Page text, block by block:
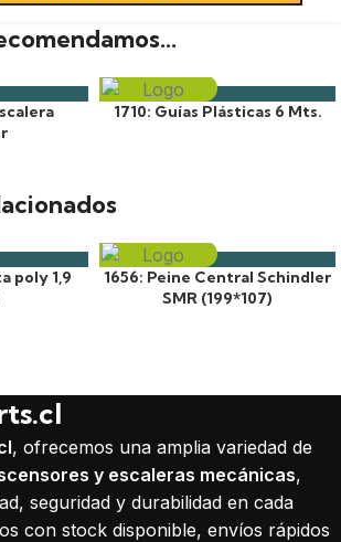
1710: Guías Plásticas 6 Mts.
poly 1,9
1656: Peine Central Schindler
SMR (199*107)
, ofrecemos una amplia variedad de
y escaleras mecánicas,
seguridad y durabilidad en cada
con stock disponible, envíos rápidos